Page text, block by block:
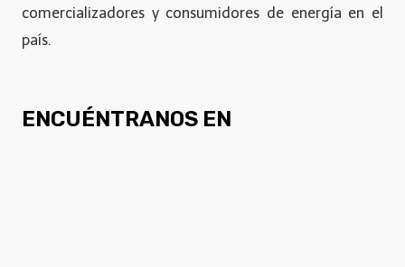
comercializadores y consumidores de energía en el
país.
ENCUÉNTRANOS EN